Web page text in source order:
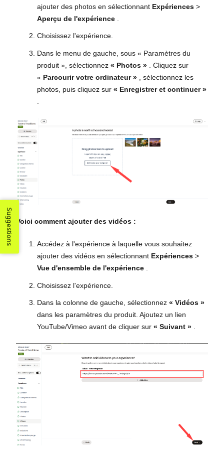
ajouter des photos en sélectionnant Expériences >
Aperçu de l'expérience
Choisissez l'expérience.
Dans le menu de gauche, sous « Paramètres du
produit », sélectionnez « Photos » . Cliquez sur
« Parcourir votre ordinateur » , sélectionnez les
photos, puis cliquez sur « Enregistrer et continuer »
Voici comment ajouter des vidéos :
Accédez à l'expérience à laquelle vous souhaitez
ajouter des vidéos en sélectionnant Expériences >
Vue d'ensemble de l'expérience .
Choisissez l'expérience.
Dans la colonne de gauche, sélectionnez « Vidéos »
dans les paramètres du produit. Ajoutez un lien
YouTube/Vimeo avant de cliquer sur « Suivant » .
Suggestions